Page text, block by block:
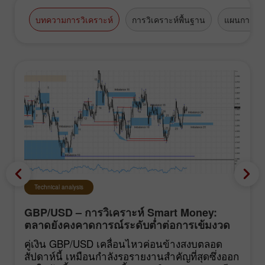
บทความการวิเคราะห์ การวิเคราะห์พื้นฐาน แผนการซื้
Technical analysis
GBP/USD – การวิเคราะห์ Smart Money:
ตลาดยังคงคาดการณ์ระดับต่ำต่อการเข้มงวด
นโยบายของ FOMC
คู่เงิน GBP/USD เคลื่อนไหวค่อนข้างสงบตลอด
สัปดาห์นี้ เหมือนกำลังรอรายงานสำคัญที่สุดซึ่งออก